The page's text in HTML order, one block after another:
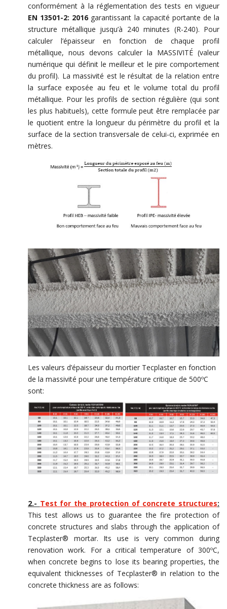
conformément à la réglementation des tests en vigueur
EN 13501-2: 2016 garantissant la capacité portante de la
structure métallique jusqu’à 240 minutes (R-240). Pour
calculer l’épaisseur en fonction de chaque profil
métallique, nous devons calculer la MASSIVITÉ (valeur
numérique qui définit le meilleur et le pire comportement
du profil). La massivité est le résultat de la relation entre
la surface exposée au feu et le volume total du profil
métallique. Pour les profils de section régulière (qui sont
les plus habituels), cette formule peut être remplacée par
le quotient entre la longueur du périmètre du profil et la
surface de la section transversale de celui-ci, exprimée en
mètres.
Les valeurs d’épaisseur du mortier Tecplaster en fonction
de la massivité pour une température critique de 500ºC
sont:
2.- Test for the protection of concrete structures:
This test allows us to guarantee the fire protection of
concrete structures and slabs through the application of
Tecplaster® mortar. Its use is very common during
renovation work. For a critical temperature of 300ºC,
when concrete begins to lose its bearing properties, the
equivalent thicknesses of Tecplaster® in relation to the
concrete thickness are as follows: